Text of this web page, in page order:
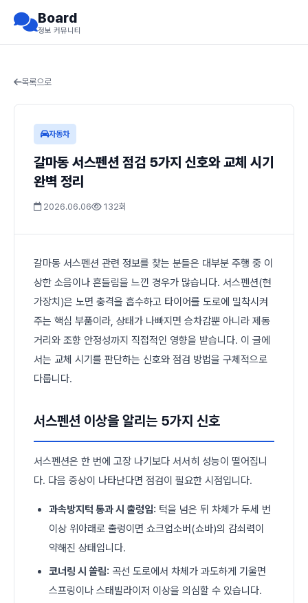
Board
정보 커뮤니티
목록으로
자동차
갈마동 서스펜션 점검 5가지 신호와 교체 시기
완벽 정리
2026.06.06 132회
갈마동 서스펜션 관련 정보를 찾는 분들은 대부분 주행 중 이
상한 소음이나 흔들림을 느낀 경우가 많습니다. 서스펜션(현
가장치)은 노면 충격을 흡수하고 타이어를 도로에 밀착시켜
주는 핵심 부품이라, 상태가 나빠지면 승차감뿐 아니라 제동
거리와 조향 안정성까지 직접적인 영향을 받습니다. 이 글에
서는 교체 시기를 판단하는 신호와 점검 방법을 구체적으로
다룹니다.
서스펜션 이상을 알리는 5가지 신호
서스펜션은 한 번에 고장 나기보다 서서히 성능이 떨어집니
다. 다음 증상이 나타난다면 점검이 필요한 시점입니다.
과속방지턱 통과 시 출렁임: 턱을 넘은 뒤 차체가 두세 번
이상 위아래로 출렁이면 쇼크업소버(쇼바)의 감쇠력이
약해진 상태입니다.
코너링 시 쏠림: 곡선 도로에서 차체가 과도하게 기울면
스프링이나 스태빌라이저 이상을 의심할 수 있습니다.